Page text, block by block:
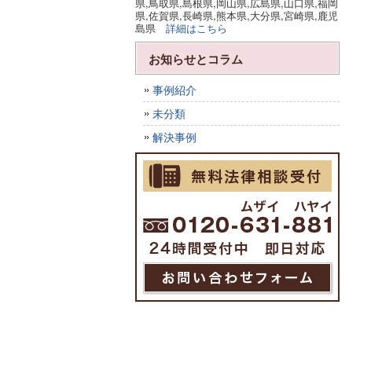
県,鳥取県,島根県,岡山県,広島県,山口県,福岡
県,佐賀県,長崎県,熊本県,大分県,宮崎県,鹿児
島県 詳細はこちら
お知らせとコラム
事例紹介
未分類
解決事例